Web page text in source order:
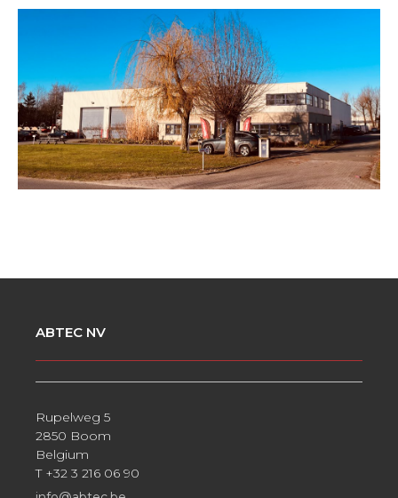
ABTEC NV
Rupelweg 5
2850 Boom
Belgium
T +32 3 216 06 90